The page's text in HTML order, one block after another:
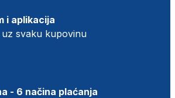
i aplikacija
svaku kupovinu
- 6 načina plaćanja